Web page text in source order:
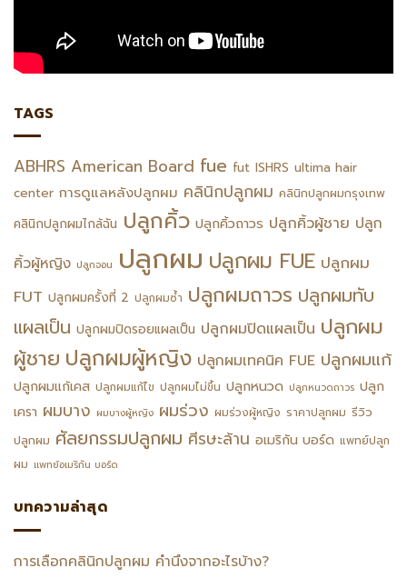
TAGS
ABHRS American Board fue fut ISHRS ultima hair
center การดูแลหลังปลูกผม คลินิกปลูกผม คลินิกปลูกผมกรุงเทพ
คลินิกปลูกผมไกล้ฉัน ปลูกคิ้ว ปลูกคิ้วถาวร ปลูกคิ้วผู้ชาย ปลูก
คิ้วผู้หญิง ปลูกจอน ปลูกผม ปลูกผม FUE ปลูกผม
FUT ปลูกผมครั้งที่ 2 ปลูกผมซ้ำ ปลูกผมถาวร ปลูกผมทับ
แผลเป็น ปลูกผมปิดรอยแผลเป็น ปลูกผมปิดแผลเป็น ปลูกผม
ผู้ชาย ปลูกผมผู้หญิง ปลูกผมเทคนิค FUE ปลูกผมแก้
ปลูกผมแก้เคส ปลูกผมแก้ไข ปลูกผมไม่ขึ้น ปลูกหนวด ปลูกหนวดถาวร ปลูก
เครา ผมบาง ผมบางผู้หญิง ผมร่วง ผมร่วงผู้หญิง ราคาปลูกผม รีวิว
ปลูกผม ศัลยกรรมปลูกผม ศีรษะล้าน อเมริกัน บอร์ด แพทย์ปลูก
ผม แพทย์อเมริกัน บอร์ด
บทความล่าสุด
การเลือกคลินิกปลูกผม คำนึงจากอะไรบ้าง?